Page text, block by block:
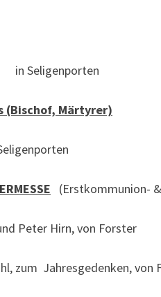
in Seligenporten
(Bischof, Märtyrer)
(Erstkommunion-
Peter Hirn, von Forster
zum Jahresgedenken, von